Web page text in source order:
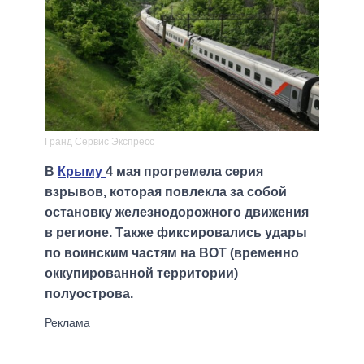
Гранд Сервис Экспресс
В Крыму 4 мая прогремела серия
взрывов, которая повлекла за собой
остановку железнодорожного движения
в регионе. Также фиксировались удары
по воинским частям на ВОТ (временно
оккупированной территории)
полуострова.